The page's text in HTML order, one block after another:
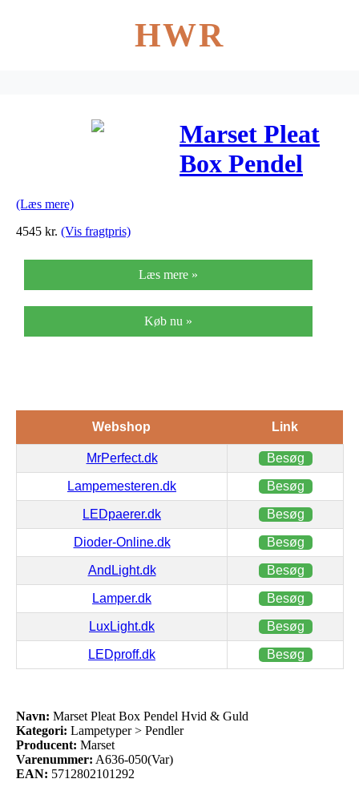
HWR
Marset Pleat
Box Pendel
(Læs mere)
4545 kr. (Vis fragtpris)
Læs mere »
Køb nu »
Webshop Link
MrPerfect.dk Besøg
Lampemesteren.dk Besøg
LEDpaerer.dk Besøg
Dioder-Online.dk Besøg
AndLight.dk Besøg
Lamper.dk Besøg
LuxLight.dk Besøg
LEDproff.dk Besøg
Navn: Marset Pleat Box Pendel Hvid & Guld
Kategori: Lampetyper > Pendler
Producent: Marset
Varenummer: A636-050(Var)
EAN: 5712802101292